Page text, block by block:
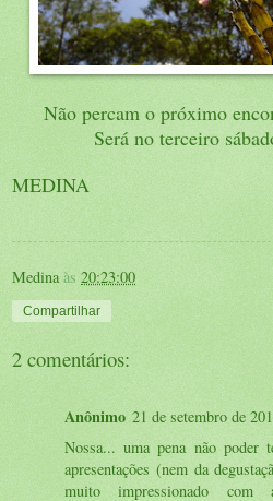
Não percam o próximo
Será no terceiro
MEDINA
Medina às 20:23:00
Compartilhar
2 comentários:
Anônimo 21 de setembro de
Nossa... uma pena não poder
apresentações (nem da
muito impressionado com